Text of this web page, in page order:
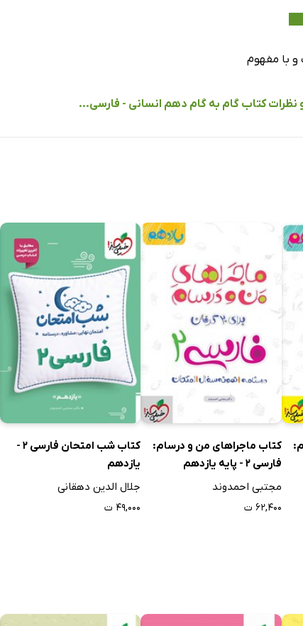
رفیق!
شاعر
سه پرسش
با مفهوم
نظرات کتاب گام به گام دهم انسانی - فارسی...
کتاب ماجراهای من و درسام:
فارسی 2 - پایه یازدهم
مجتبی احمدوند
۶۲,۴۰۰ ت
کتاب شب امتحان فارسی 2 -
یازدهم
جلال الدین دهقانی
۴۹,۰۰۰ ت